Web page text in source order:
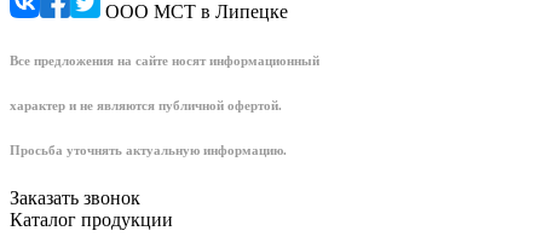
ООО МСТ в Липецке
Все предложения на сайте носят информационный
характер и не являются публичной офертой.
Просьба уточнять актуальную информацию.
Заказать звонок
Каталог продукции